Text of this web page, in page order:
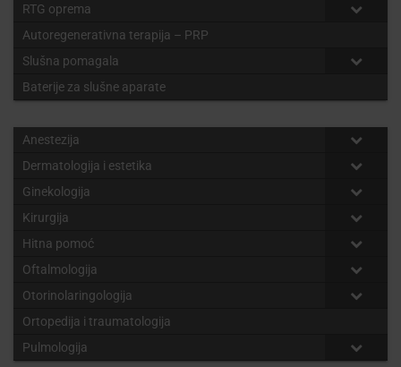
RTG oprema
Autoregenerativna terapija – PRP
Slušna pomagala
Baterije za slušne aparate
Anestezija
Dermatologija i estetika
Ginekologija
Kirurgija
Hitna pomoć
Oftalmologija
Otorinolaringologija
Ortopedija i traumatologija
Pulmologija